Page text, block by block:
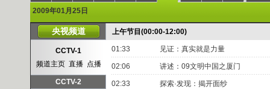
2009年01月25日
央视频道
CCTV-1
频道主页 直播 点播
CCTV-2
上午节目(00:00-12:00)
01:33 见证：真实就是力量
02:06 讲述：09文明中国之厦门
02:33 探索·发现：揭开面纱